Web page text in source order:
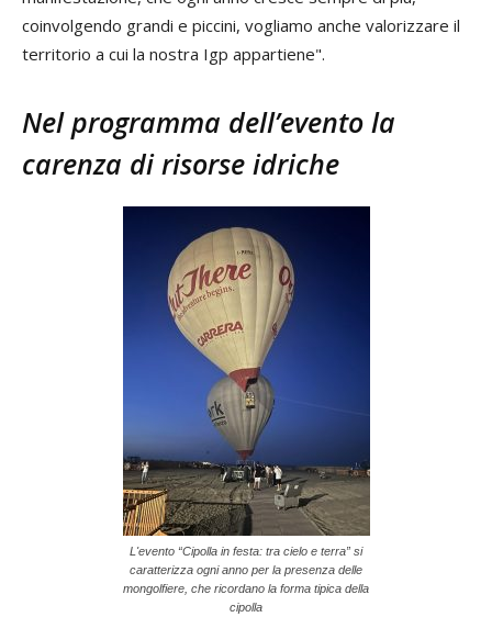
coinvolgendo grandi e piccini, vogliamo anche valorizzare il
territorio a cui la nostra Igp appartiene".
Nel programma dell’evento la
carenza di risorse idriche
L'evento “Cipolla in festa: tra cielo e terra” si
caratterizza ogni anno per la presenza delle
mongolfiere, che ricordano la forma tipica della
cipolla